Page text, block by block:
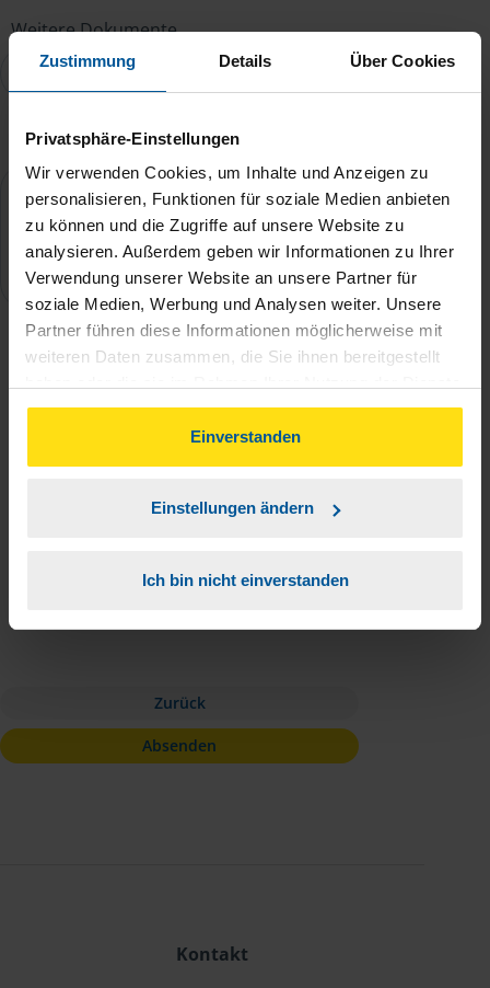
Zustimmung Details Über Cookies
Privatsphäre-Einstellungen
Wir verwenden Cookies, um Inhalte und Anzeigen zu
personalisieren, Funktionen für soziale Medien anbieten
zu können und die Zugriffe auf unsere Website zu
analysieren. Außerdem geben wir Informationen zu Ihrer
Verwendung unserer Website an unsere Partner für
soziale Medien, Werbung und Analysen weiter. Unsere
Partner führen diese Informationen möglicherweise mit
weiteren Daten zusammen, die Sie ihnen bereitgestellt
gesammelt haben. Indem Sie auf Einverstanden klicken,
können Sie der Verwendung von Cookies, gemäß
unserer
Einverstanden
Einstellungen ändern
Ich bin nicht einverstanden
Weitere Dokumente
Ihre Nachricht
Ich willige ein, dass meine
personenbezogenen Daten zum Zweck
ich zur Kenntnis genommen und
mit meinen Daten zu. Die Einwilligung
Zurück
Absenden
Kontakt